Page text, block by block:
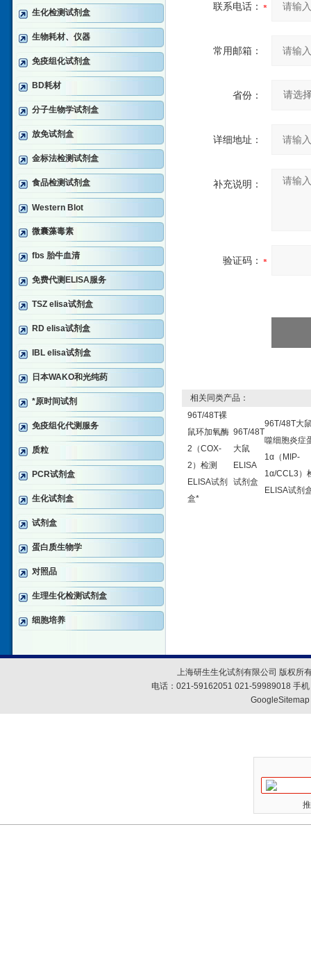
生化检测试剂盒
生物耗材、仪器
免疫组化试剂盒
BD耗材
分子生物学试剂盒
放免试剂盒
金标法检测试剂盒
食品检测试剂盒
Western Blot
微囊藻毒素
fbs 胎牛血清
免费代测ELISA服务
TSZ elisa试剂盒
RD elisa试剂盒
IBL elisa试剂盒
日本WAKO和光纯药
*原时间试剂
免疫组化代测服务
质粒
PCR试剂盒
生化试剂盒
试剂盒
蛋白质生物学
对照品
生理生化检测试剂盒
细胞培养
联系电话：
常用邮箱：
省份：
详细地址：
补充说明：
验证码：
相关同类产品：
96T/48T裸
鼠环加氧酶
2（COX-
2）检测
ELISA试剂
盒*
96T/48T
大鼠
ELISA
试剂盒
96T/48T大
噬细胞炎症
1α（MIP-
1α/CCL3）
ELISA试剂
上海研生生化试剂有限公司 版权所
电话：021-59162051 021-59989018 手
GoogleSitemap